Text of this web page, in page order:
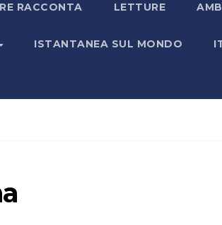
RACCONTA LETTURE
ISTANTANEA SUL MONDO